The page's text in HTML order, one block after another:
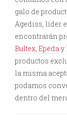
galo de
Agediss, líder
encontrarán
Bultex, Epéday
productos
la misma
podamos
dentro del